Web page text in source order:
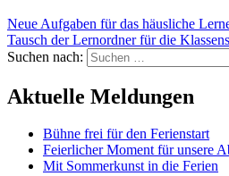
Neue Aufgaben für das häusliche
Tausch der Lernordner für die
Suchen nach:
Aktuelle Meldungen
Bühne frei für den Ferienstart
Feierlicher Moment für unsere
Mit Sommerkunst in die Ferien